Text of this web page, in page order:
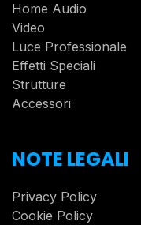
Home Audio
Video
Luce Professionale
Effetti Speciali
Strutture
Accessori
NOTE LEGALI
Privacy Policy
Cookie Policy